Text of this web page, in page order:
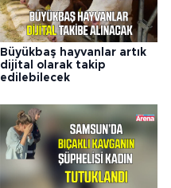
Büyükbaş hayvanlar artık
dijital olarak takip
edilebilecek